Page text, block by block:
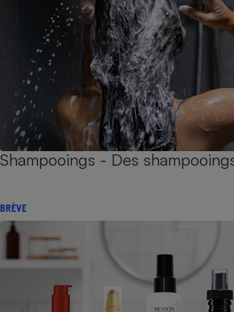
Shampooings - Des
BRÈVE